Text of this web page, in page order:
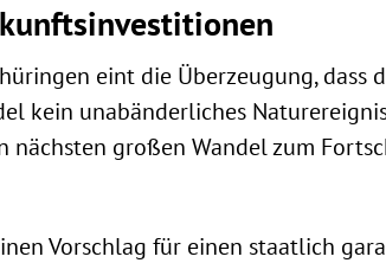
eint die Überzeugung, dass
kein unabänderliches
nächsten großen Wandel zum
Vorschlag für einen staatlich